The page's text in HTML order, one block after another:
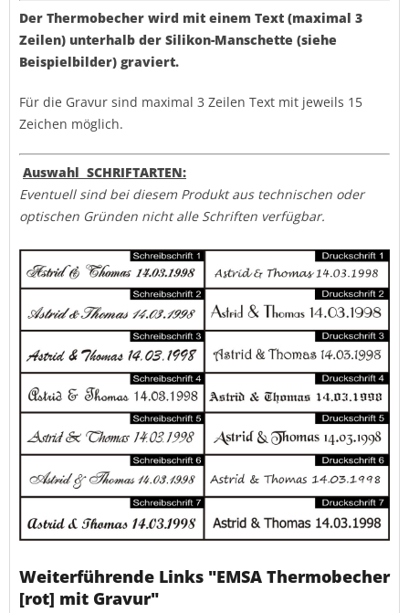
Der Thermobecher wird mit einem Text (maximal 3
Zeilen) unterhalb der Silikon-Manschette (siehe
Beispielbilder) graviert.
Für die Gravur sind maximal 3 Zeilen Text mit jeweils 15
Zeichen möglich.
Auswahl SCHRIFTARTEN:
Eventuell sind bei diesem Produkt aus technischen oder
optischen Gründen nicht alle Schriften verfügbar.
Weiterführende Links "EMSA Thermobecher
[rot] mit Gravur"